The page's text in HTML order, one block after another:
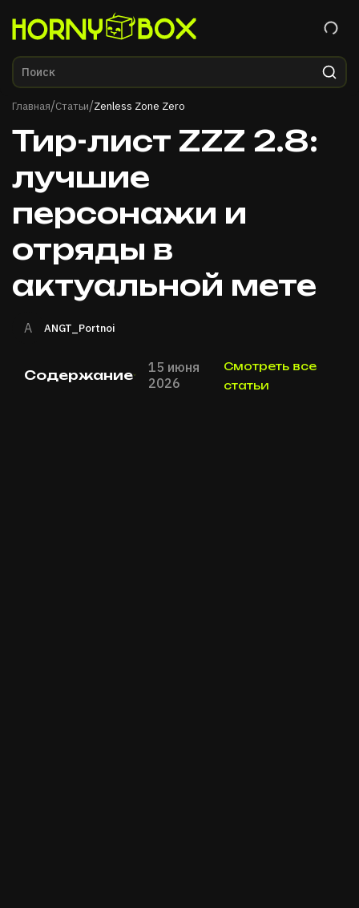
Главная/Статьи/Zenless Zone Zero
Тир-лист ZZZ 2.8:
лучшие
персонажи и
отряды в
актуальной мете
A ANGT_Portnoi
Содержание
15 июня
2026
Смотреть все
статьи